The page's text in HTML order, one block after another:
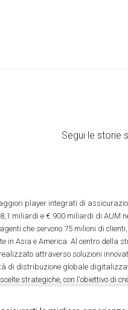
Segui le storie
player integrati di
miliardi e € 900 miliardi di AUM
che servono 75 milioni di
in Asia e America. Al centro della
attraverso soluzioni
di distribuzione globale
strategiche, con l'obiettivo di